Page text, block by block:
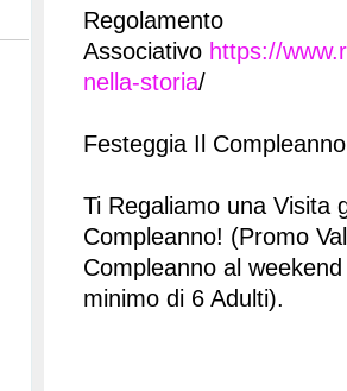
Regolamento
Associativo https://
nella-storia/
Festeggia Il
Ti Regaliamo una Visita
Compleanno! (Promo
Compleanno al
minimo di 6 Adulti).